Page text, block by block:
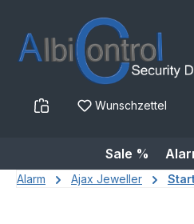
Hauptinhalt springen
Zur Suche springen
Zur Hauptnavigation
Wunschzettel
Sale %
Alarm Ajax Jeweller